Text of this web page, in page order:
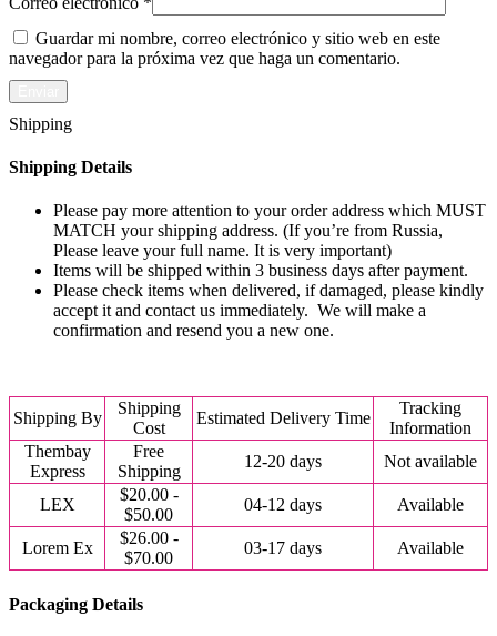
Guardar mi nombre, correo electrónico y sitio web en este
navegador para la próxima vez que haga un comentario.
Shipping
Shipping Details
Please pay more attention to your order address which MUST
MATCH your shipping address. (If you’re from Russia,
Please leave your full name. It is very important)
Items will be shipped within 3 business days after payment.
Please check items when delivered, if damaged, please kindly
accept it and contact us immediately. We will make a
confirmation and resend you a new one.
Shipping By
Shipping
Cost
Estimated Delivery Time
Tracking
Information
Thembay
Express
Free
Shipping
12-20 days Not available
LEX
$20.00 -
$50.00
04-12 days Available
Lorem Ex
$26.00 -
$70.00
03-17 days Available
Packaging Details